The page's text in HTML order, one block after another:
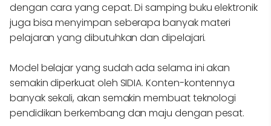
dengan cara yang cepat. Di samping buku elektronik
juga bisa menyimpan seberapa banyak materi
pelajaran yang dibutuhkan dan dipelajari.
Model belajar yang sudah ada selama ini akan
semakin diperkuat oleh SIDIA. Konten-kontennya
banyak sekali, akan semakin membuat teknologi
pendidikan berkembang dan maju dengan pesat.